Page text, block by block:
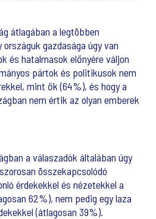
átlagában a legtöbben
gazdasága úgy van
és hatalmasok előnyére váljon
pártok és politikusok nem
mint ők (64%), és hogy a
nem értik az olyan emberek
a válaszadók általában úgy
összekapcsolódó
érdekekkel és nézetekkel a
62%), nem pedig egy laza
(átlagosan 39%).